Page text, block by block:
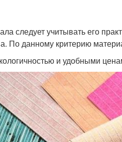
следует учитывать его
По данному критерию
и удобными